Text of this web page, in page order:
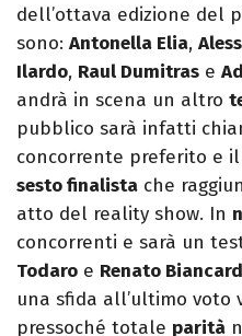
dell’ottava edizione del
sono: Antonella Elia,
Ilardo, Raul Dumitras e
andrà in scena un altro
pubblico sarà infatti
concorrente preferito e
sesto finalista che
atto del reality show. In
concorrenti e sarà un
Todaro e Renato
una sfida all’ultimo voto
pressoché totale parità